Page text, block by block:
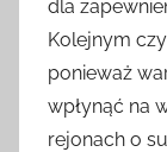
dla
Kolejnym
ponieważ
wpłynąć na
rejonach o